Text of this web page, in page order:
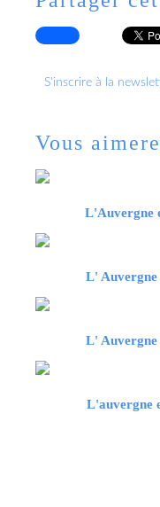
S'inscrire à la
Vous
L'Auvergne
L' Auvergne
L' Auvergne
L'auvergne